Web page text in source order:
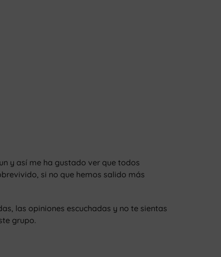
y así me ha gustado ver que todos
si no que hemos salido más
las opiniones escuchadas y no te sientas
grupo.